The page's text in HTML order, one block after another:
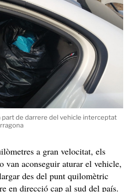
part de darrere del vehicle interceptat
a gran velocitat, els
van aconseguir aturar el vehicle,
des del punt quilomètric
en direcció cap al sud del país.